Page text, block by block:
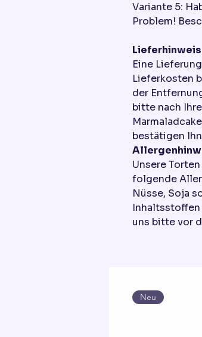
Variante 5:
Problem!
Eine
Lieferkosten
der
bitte nach
bestätigen
Unsere
folgende
Nüsse, Soja
uns bitte vor
Neu